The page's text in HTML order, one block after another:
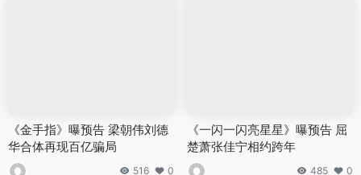
《金手指》曝预告 梁朝伟刘德
华合体再现百亿骗局
516 0
《一闪一闪亮星星》曝预告 屈
楚萧张佳宁相约跨年
485 0